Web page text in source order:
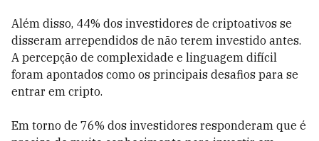
Além disso, 44% dos investidores de criptoativos se
disseram arrependidos de não terem investido antes.
A percepção de complexidade e linguagem difícil
foram apontados como os principais desafios para se
entrar em cripto.
Em torno de 76% dos investidores responderam que é